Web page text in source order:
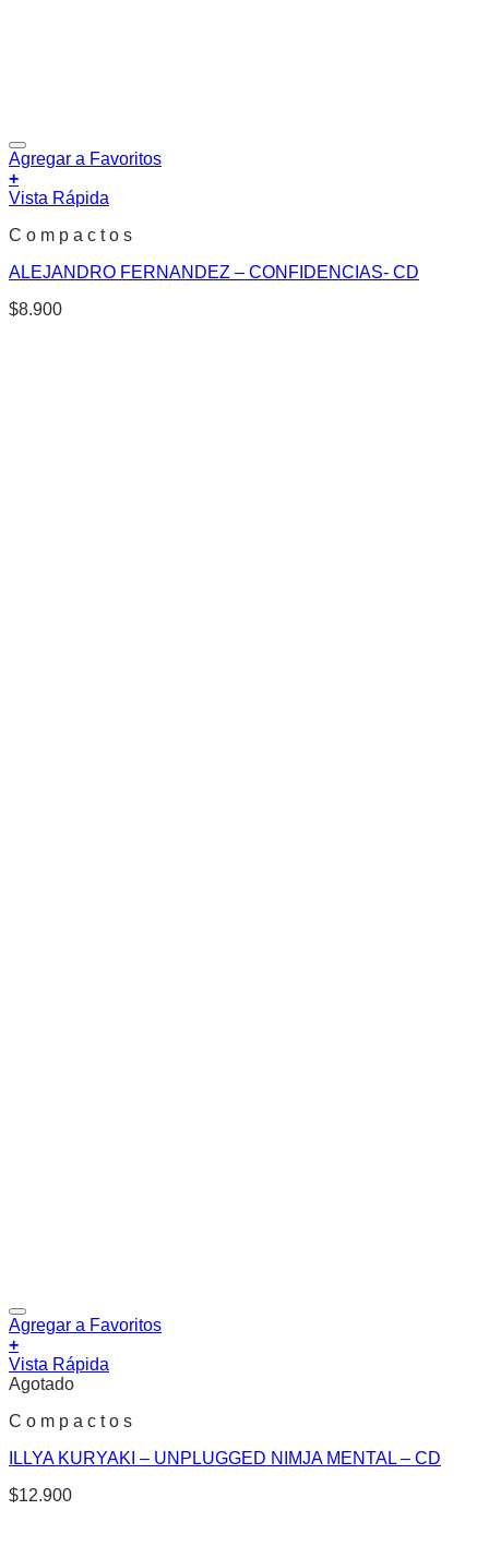
Agregar a Favoritos
+
Vista Rápida
C o m p a c t o s
ALEJANDRO FERNANDEZ – CONFIDENCIAS- CD
$8.900
Agregar a Favoritos
+
Vista Rápida
Agotado
C o m p a c t o s
ILLYA KURYAKI – UNPLUGGED NIMJA MENTAL – CD
$12.900